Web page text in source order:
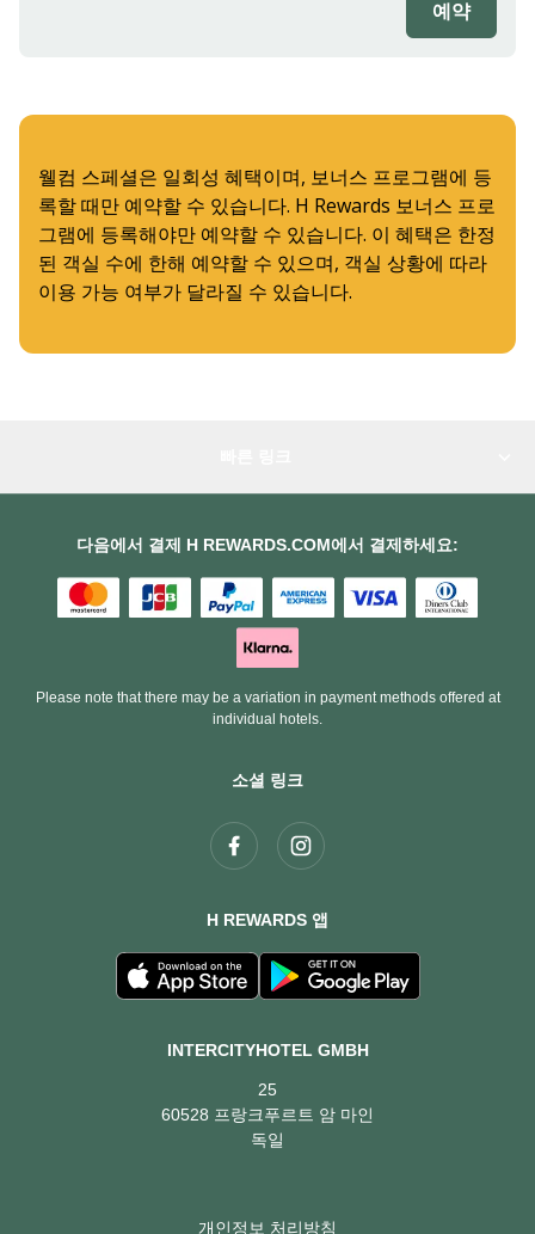
예약
웰컴 스페셜은 일회성 혜택이며, 보너스 프로그램에 등
록할 때만 예약할 수 있습니다. H Rewards 보너스 프로
그램에 등록해야만 예약할 수 있습니다. 이 혜택은 한정
된 객실 수에 한해 예약할 수 있으며, 객실 상황에 따라
이용 가능 여부가 달라질 수 있습니다.
소셜 링크
H REWARDS 앱
INTERCITYHOTEL GMBH
25
60528 프랑크푸르트 암 마인
독일
다음에서 결제 H REWARDS.COM에서 결제하세요:
Please note that there may be a variation in payment methods offered at
individual hotels.
개인정보 처리방침